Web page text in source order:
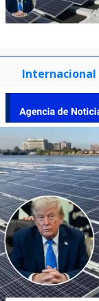
Internacional